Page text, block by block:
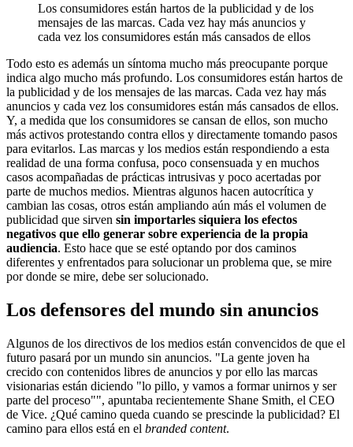
Los consumidores están hartos de la publicidad y de los
mensajes de las marcas. Cada vez hay más anuncios y
cada vez los consumidores están más cansados de ellos
Todo esto es además un síntoma mucho más preocupante porque
indica algo mucho más profundo. Los consumidores están hartos de
la publicidad y de los mensajes de las marcas. Cada vez hay más
anuncios y cada vez los consumidores están más cansados de ellos.
Y, a medida que los consumidores se cansan de ellos, son mucho
más activos protestando contra ellos y directamente tomando pasos
para evitarlos. Las marcas y los medios están respondiendo a esta
realidad de una forma confusa, poco consensuada y en muchos
casos acompañadas de prácticas intrusivas y poco acertadas por
parte de muchos medios. Mientras algunos hacen autocrítica y
cambian las cosas, otros están ampliando aún más el volumen de
publicidad que sirven sin importarles siquiera los efectos
negativos que ello generar sobre experiencia de la propia
audiencia. Esto hace que se esté optando por dos caminos
diferentes y enfrentados para solucionar un problema que, se mire
por donde se mire, debe ser solucionado.
Los defensores del mundo sin anuncios
Algunos de los directivos de los medios están convencidos de que el
futuro pasará por un mundo sin anuncios. "La gente joven ha
crecido con contenidos libres de anuncios y por ello las marcas
visionarias están diciendo "lo pillo, y vamos a formar unirnos y ser
parte del proceso"", apuntaba recientemente Shane Smith, el CEO
de Vice. ¿Qué camino queda cuando se prescinde la publicidad? El
camino para ellos está en el branded content.